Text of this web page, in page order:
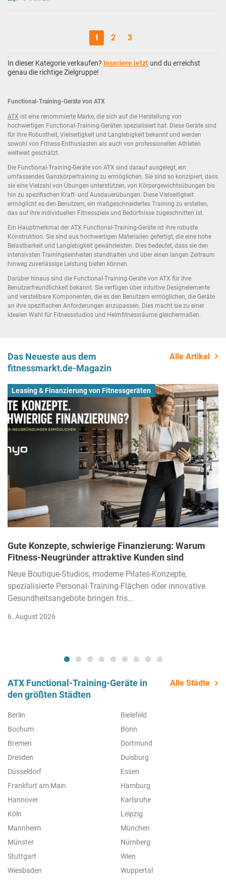
1 2 3
In dieser Kategorie verkaufen? Inseriere jetzt und du erreichst
genau die richtige Zielgruppe!
Functional-Training-Geräte von ATX
ATX ist eine renommierte Marke, die sich auf die Herstellung von
hochwertigen Functional-Training-Geräten spezialisiert hat. Diese Geräte sind
für ihre Robustheit, Vielseitigkeit und Langlebigkeit bekannt und werden
sowohl von Fitness-Enthusiasten als auch von professionellen Athleten
weltweit geschätzt.
Die Functional-Training-Geräte von ATX sind darauf ausgelegt, ein
umfassendes Ganzkörpertraining zu ermöglichen. Sie sind so konzipiert, dass
sie eine Vielzahl von Übungen unterstützen, von Körpergewichtsübungen bis
hin zu spezifischen Kraft- und Ausdauerübungen. Diese Vielseitigkeit
ermöglicht es den Benutzern, ein maßgeschneidertes Training zu erstellen,
das auf ihre individuellen Fitnessziele und Bedürfnisse zugeschnitten ist.
Ein Hauptmerkmal der ATX Functional-Training-Geräte ist ihre robuste
Konstruktion. Sie sind aus hochwertigen Materialien gefertigt, die eine hohe
Belastbarkeit und Langlebigkeit gewährleisten. Dies bedeutet, dass sie den
intensivsten Trainingseinheiten standhalten und über einen langen Zeitraum
hinweg zuverlässige Leistung bieten können.
Darüber hinaus sind die Functional-Training-Geräte von ATX für ihre
Benutzerfreundlichkeit bekannt. Sie verfügen über intuitive Designelemente
und verstellbare Komponenten, die es den Benutzern ermöglichen, die Geräte
an ihre spezifischen Anforderungen anzupassen. Dies macht sie zu einer
idealen Wahl für Fitnessstudios und Heimfitnessräume gleichermaßen.
Das Neueste aus dem
fitnessmarkt.de-Magazin
Alle Artikel
Leasing & Finanzierung von Fitnessgeräten
Gute Konzepte, schwierige Finanzierung: Warum
Fitness-Neugründer attraktive Kunden sind
Neue Boutique-Studios, moderne Pilates-Konzepte,
spezialisierte Personal-Training-Flächen oder innovative
Gesundheitsangebote bringen fris...
6. August 2026
ATX Functional-Training-Geräte in
den größten Städten
Alle Städte
Berlin
Bielefeld
Bochum
Bonn
Bremen
Dortmund
Dresden
Duisburg
Düsseldorf
Essen
Frankfurt am Main
Hamburg
Hannover
Karlsruhe
Köln
Leipzig
Mannheim
München
Münster
Nürnberg
Stuttgart
Wien
Wiesbaden
Wuppertal